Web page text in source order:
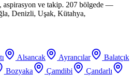
aspirasyon ve takip. 207 bölgede —
Denizli, Uşak, Kütahya,
Alsancak Ayrancılar
Balatçık
Bozyaka Çamdibi
Çandarlı